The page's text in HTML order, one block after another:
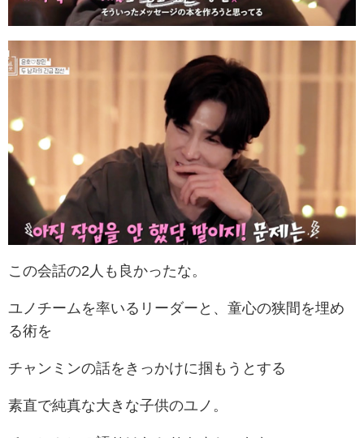
この会話の2人も良かったな。
ユノチームを率いるリーダーと、童心の狭間を埋め
る術を
チャンミンの話をきっかけに掴もうとする
素直で純真な大きな子供のユノ。